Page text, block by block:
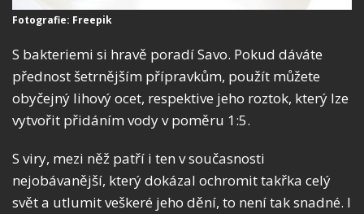
Fotografie: Freepik
S bakteriemi si hravě poradí Savo. Pokud dáváte
přednost šetrnějším přípravkům, použít můžete
obyčejný lihový ocet, respektive jeho roztok, který lze
vytvořit přidáním vody v poměru 1:5.
S viry, mezi něž patří i ten v současnosti
nejobávanější, který dokázal ochromit takřka celý
svět a utlumit veškeré jeho dění, to není tak snadné. I